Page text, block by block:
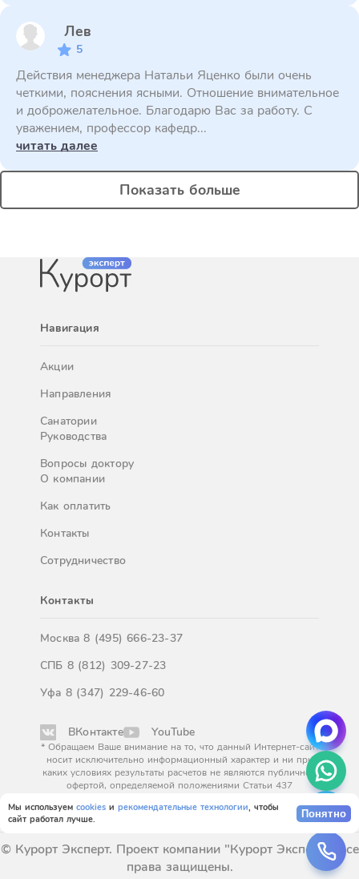
Мы используем cookies и рекомендательные технологии, чтобы
сайт работал лучше.
Понятно
Лев
5
Действия менеджера Натальи Яценко были очень
четкими, пояснения ясными. Отношение внимательное
и доброжелательное. Благодарю Вас за работу. С
уважением, профессор кафедр...
читать далее
Показать больше
Навигация
Акции
Направления
Санатории
Руководства
Вопросы доктору
О компании
Как оплатить
Контакты
Сотрудничество
Контакты
Москва8 (495) 666-23-37
СПБ 8 (812) 309-27-23
Уфа 8 (347) 229-46-60
ВКонтакте YouTube
* Обращаем Ваше внимание на то, что данный Интернет-сайт
носит исключительно информационный характер и ни при
каких условиях результаты расчетов не являются публичной
офертой, определяемой положениями Статьи 437
окончательным расчетом обращайтесь к нашим менеджерам.
© Курорт Эксперт. Проект компании "Курорт Эксперт". Все
права защищены.